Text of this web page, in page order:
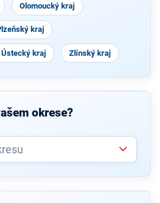
Olomoucký kraj
kraj
Ústecký kraj Zlínský kraj
okrese?